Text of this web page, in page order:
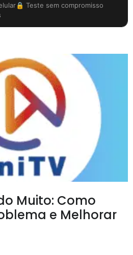
🔒 Teste sem compromisso
Muito: Como
e Melhorar